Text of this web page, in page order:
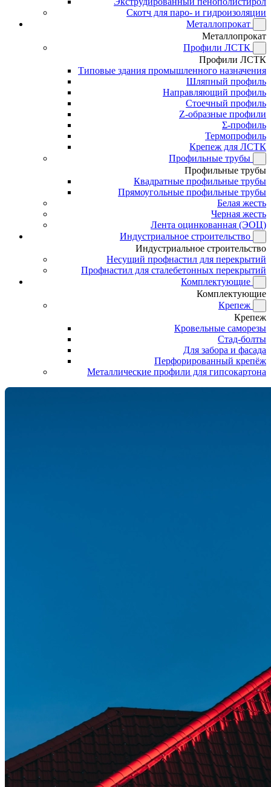
Скотч для паро- и гидроизоляции
Металлопрокат
Металлопрокат
Профили ЛСТК
Профили ЛСТК
Типовые здания промышленного назначения
Шляпный профиль
Направляющий профиль
Стоечный профиль
Z-образные профили
Σ-профиль
Термопрофиль
Крепеж для ЛСТК
Профильные трубы
Профильные трубы
Квадратные профильные трубы
Прямоугольные профильные трубы
Белая жесть
Черная жесть
Лента оцинкованная (ЭОЦ)
Индустриальное строительство
Индустриальное строительство
Несущий профнастил для перекрытий
Профнастил для сталебетонных перекрытий
Комплектующие
Комплектующие
Крепеж
Крепеж
Кровельные саморезы
Стад-болты
Для забора и фасада
Перфорированный крепёж
Металлические профили для гипсокартона